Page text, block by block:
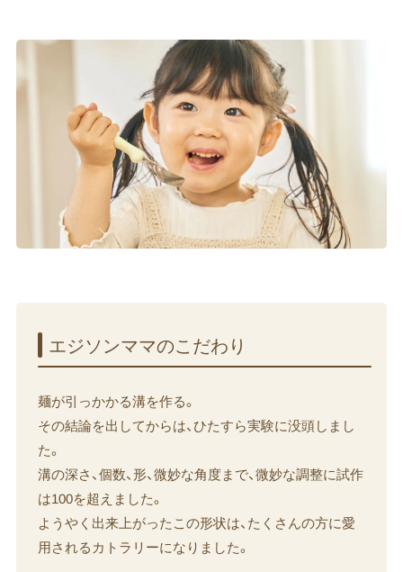
エジソンママの​こだわり
麺が引っかかる溝を作る。
その結論を出してからは、ひたすら実験に没頭しまし
た。
溝の深さ、個数、形、微妙な角度まで、微妙な調整に試作
は100を超えました。
ようやく出来上がったこの形状は、たくさんの方に愛
用されるカトラリーになりました。